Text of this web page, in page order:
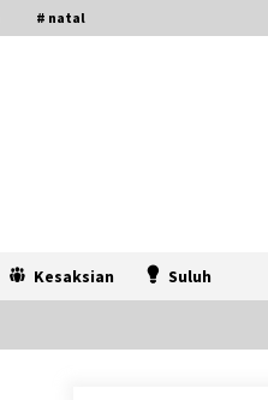
# natal
Kesaksian Suluh